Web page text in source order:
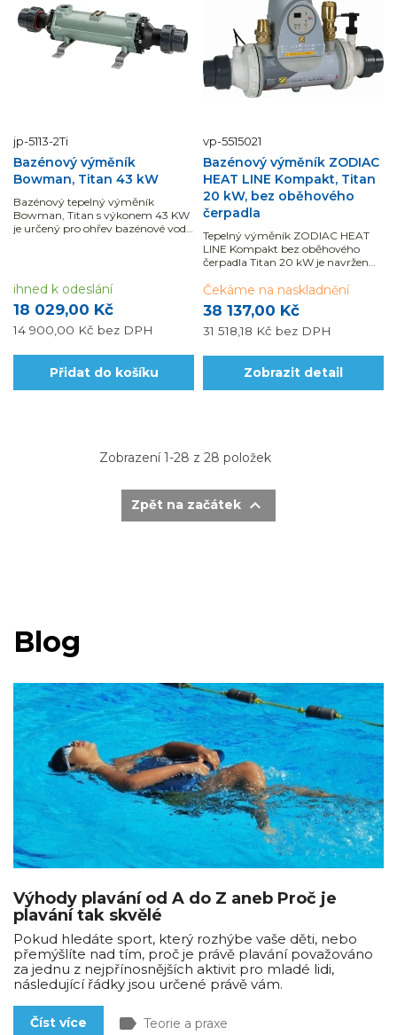
jp-5113-2Ti
Bazénový výměník
Bowman, Titan 43 kW
Bazénový tepelný výměník
Bowman, Titan s výkonem 43 KW
je určený pro ohřev bazénové vody
18 029,00 Kč
14 900,00 Kč bez DPH
ihned k odeslání
Přidat do košíku
vp-5515021
Bazénový výměník ZODIAC
HEAT LINE Kompakt, Titan
20 kW, bez oběhového
čerpadla
Tepelný výměník ZODIAC HEAT
LINE Kompakt bez oběhového
čerpadla Titan 20 kW je navržen
bazénové vody...
38 137,00 Kč
31 518,18 Kč bez DPH
Čekáme na naskladnění
Zobrazit detail
Zobrazení 1-28 z 28 položek
Zpět na začátek 
Blog
Výhody plavání od A do Z aneb Proč je
plavání tak skvělé
Pokud hledáte sport, který rozhýbe vaše děti, nebo
přemýšlíte nad tím, proč je právě plavání považováno
za jednu z nejpřínosnějších aktivit pro mladé lidi,
následující řádky jsou určené právě vám.
Číst více label Teorie a praxe